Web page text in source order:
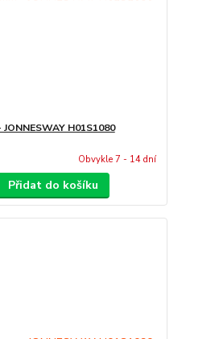
H01S1080
Obvykle 7 - 14 dní
Přidat do košíku